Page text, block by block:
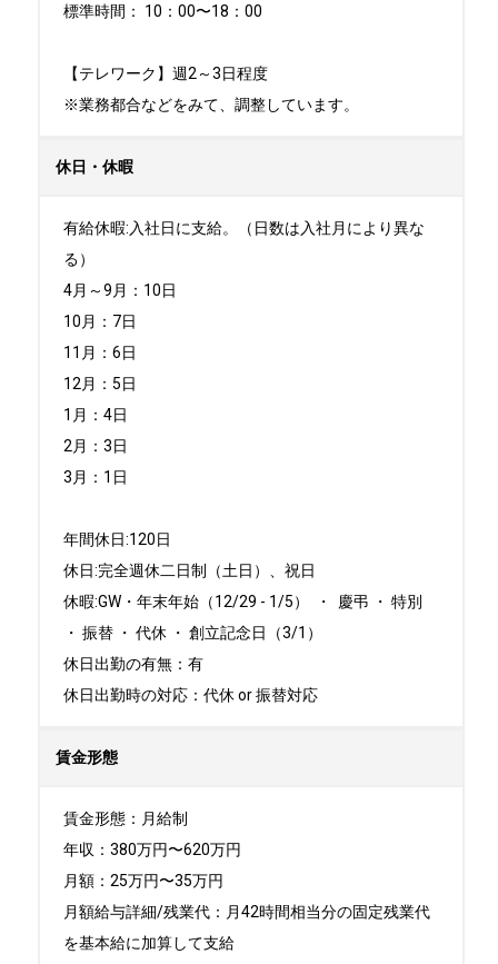
標準時間： 10：00〜18：00
【テレワーク】週2～3日程度
※業務都合などをみて、調整しています。
休日・休暇
有給休暇:入社日に支給。（日数は入社月により異な
る）
4月～9月：10日
10月：7日
11月：6日
12月：5日
1月：4日
2月：3日
3月：1日
年間休日:120日
休日:完全週休二日制（土日）、祝日
休暇:GW・年末年始（12/29 - 1/5）  ・  慶弔 ・ 特別
・ 振替 ・ 代休 ・ 創立記念日（3/1）
休日出勤の有無：有
休日出勤時の対応：代休 or 振替対応
賃金形態
賃金形態：月給制
年収：380万円〜620万円
月額：25万円〜35万円
月額給与詳細/残業代：月42時間相当分の固定残業代
を基本給に加算して支給